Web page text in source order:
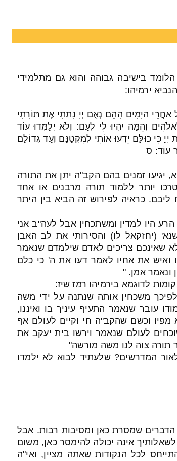
בישיבה גבוהה והוא גם מתלמידי
ירמיהו:
הַיָּמִים הָהֵם נְאֻם יְיָ נָתַתִּי אֶת תּוֹרָתִי
וְהֵמָּה יִהְיוּ לִי לְעָם: וְלֹא יְלַמְּדוּ עוֹד
כִּי כוּלָּם יֵדְעוּ אוֹתִי לְמִקְטַנָּם וְעַד גְּדוֹלָם
עוֹד: ס
יגיעו זמנים בהם הקב"ה יתן את התורה
יותר ללמוד תורה מרבנים או אחד
כראיה לפירוש זה הביא בין היתר
היו למדין ומשתכחין אבל לעה"ב אני
(יחזקאל לו) והסירותי את לב האבן
שאינכם צריכים לאדם שילמדם שנאמר
ואיש את אחיו לאמר דעו את ה' כי כלם
ונאמר אמן. "
לדוגמא בירמיהו רמז שיז:
משכחין אותה שנתנה על ידי משה
עובר שנאמר התעיף עיניך בו ואיננו,
וכשם שהקב"ה חי וקיים לעולם אף
לעולם שנאמר וירשו בית יעקב את
תורה צוה לנו משה מורשה"
המדרשים? שלעתיד לבוא לא ילמדו
שמסרת כאן ומסיבות רבות. אבל
אינה יכולה להימסר כאן, משום
לכל הנקודות שאתה מציין, ואי"ה